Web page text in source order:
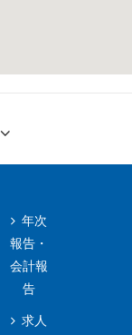
年次
報告・
会計報
告
求人